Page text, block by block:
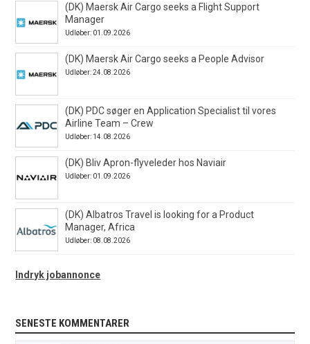
(DK) Maersk Air Cargo seeks a Flight Support
Manager
Udløber: 01.09.2026
(DK) Maersk Air Cargo seeks a People Advisor
Udløber: 24.08.2026
(DK) PDC søger en Application Specialist til vores
Airline Team – Crew
Udløber: 14.08.2026
(DK) Bliv Apron-flyveleder hos Naviair
Udløber: 01.09.2026
(DK) Albatros Travel is looking for a Product
Manager, Africa
Udløber: 08.08.2026
Indryk jobannonce
SENESTE KOMMENTARER